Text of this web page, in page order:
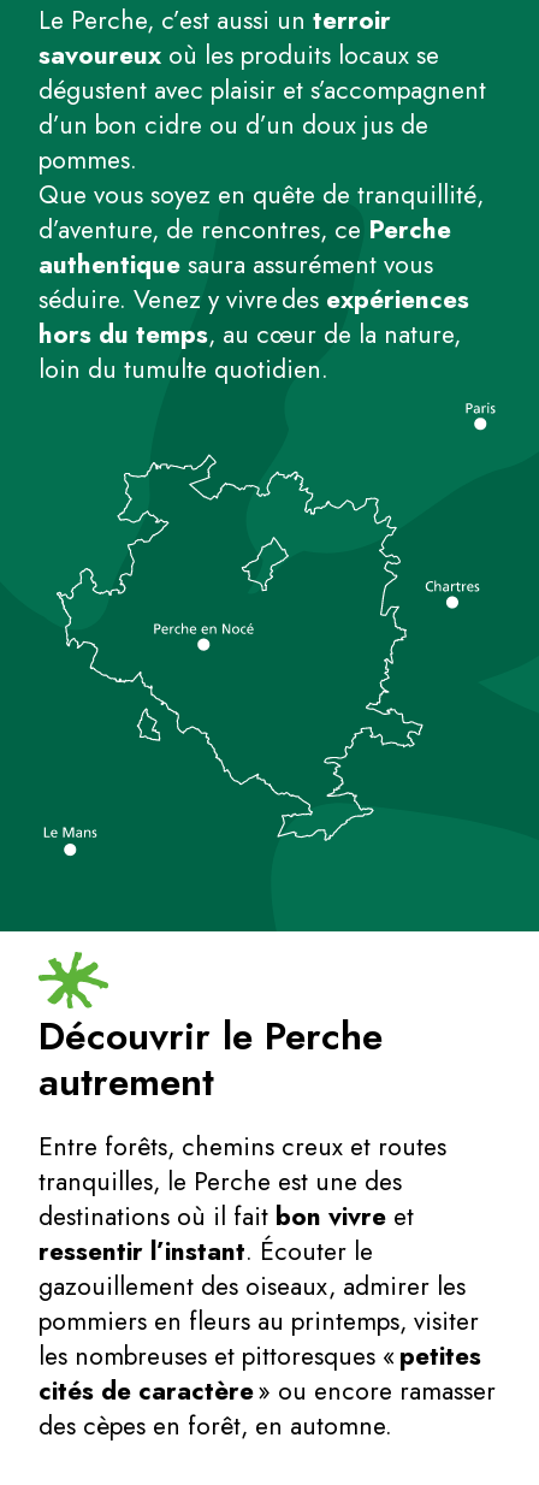
Le Perche, c’est aussi un terroir
savoureux où les produits locaux se
dégustent avec plaisir et s’accompagnent
d’un bon cidre ou d’un doux jus de
pommes.
Que vous soyez en quête de tranquillité,
d’aventure, de rencontres, ce Perche
authentique saura assurément vous
séduire. Venez y vivre des expériences
hors du temps, au cœur de la nature,
loin du tumulte quotidien.
Découvrir le Perche
autrement
Entre forêts, chemins creux et routes
tranquilles, le Perche est une des
destinations où il fait bon vivre et
ressentir l’instant. Écouter le
gazouillement des oiseaux, admirer les
pommiers en fleurs au printemps, visiter
les nombreuses et pittoresques « petites
cités de caractère» ou encore ramasser
des cèpes en forêt, en automne.